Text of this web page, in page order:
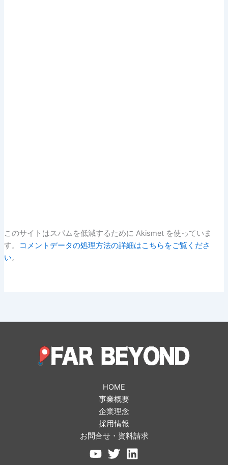
このサイトはスパムを低減するために Akismet を使っていま
す。
コメントデータの処理方法の詳細はこちらをご覧くださ
い。
HOME
事業概要
企業理念
採用情報
お問合せ・資料請求